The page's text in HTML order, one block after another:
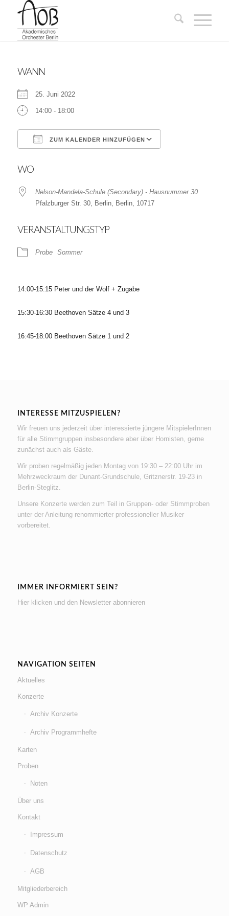
WANN
25. Juni 2022
14:00 - 18:00
ZUM KALENDER HINZUFÜGEN
WO
Nelson-Mandela-Schule (Secondary) - Hausnummer 30
Pfalzburger Str. 30, Berlin, Berlin, 10717
VERANSTALTUNGSTYP
Probe Sommer
14:00-15:15 Peter und der Wolf + Zugabe
15:30-16:30 Beethoven Sätze 4 und 3
16:45-18:00 Beethoven Sätze 1 und 2
INTERESSE MITZUSPIELEN?
Wir freuen uns jederzeit über interessierte jüngere MitspielerInnen
für alle Stimmgruppen insbesondere aber über Hornisten, gerne
zunächst auch als Gäste.
Wir proben regelmäßig jeden Montag von 19:30 – 22:00 Uhr im
Mehrzweckraum der Dunant-Grundschule, Gritznerstr. 19-23 in
Berlin-Steglitz.
Unsere Konzerte werden zum Teil in Gruppen- oder Stimmproben
unter der Anleitung renommierter professioneller Musiker
vorbereitet.
IMMER INFORMIERT SEIN?
Hier klicken und den Newsletter abonnieren
NAVIGATION SEITEN
Aktuelles
Konzerte
Archiv Konzerte
Archiv Programmhefte
Karten
Proben
Noten
Über uns
Kontakt
Impressum
Datenschutz
AGB
Mitgliederbereich
WP Admin